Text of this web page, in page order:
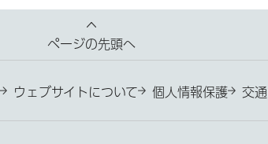
ページの先頭へ
ウェブサイトについて 個人情報保護 交